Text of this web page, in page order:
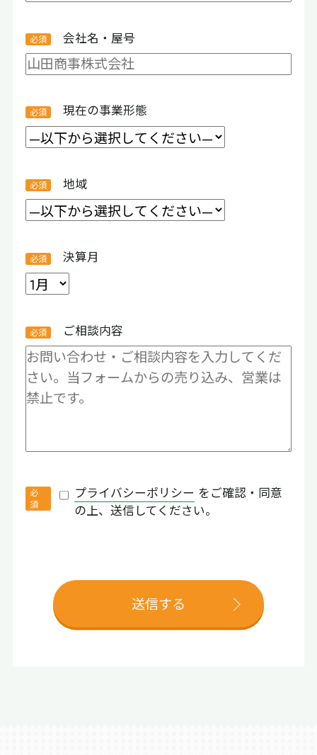
会社名・屋号
現在の事業形態
地域
決算月
ご相談内容
プライバシーポリシー をご確認・同意
の上、送信してください。